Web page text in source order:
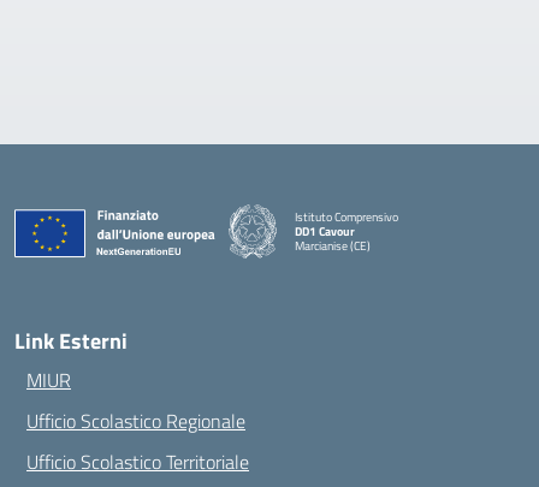
Istituto Comprensivo
DD1 Cavour
Marcianise (CE)
Link Esterni
MIUR
Ufficio Scolastico Regionale
Ufficio Scolastico Territoriale